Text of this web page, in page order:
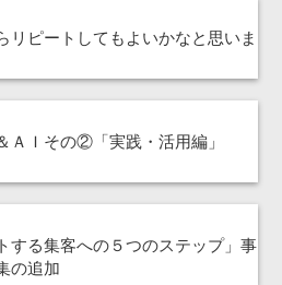
リピートしてもよいかなと思いま
ＡＩその②「実践・活用編」
する集客への５つのステップ」事
の追加